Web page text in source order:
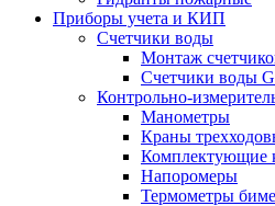
Приборы учета и КИП
Счетчики воды
Монтаж
Счетчики воды
Контрольно-
Манометры
Краны
Комплектующие
Напоромеры
Термометры